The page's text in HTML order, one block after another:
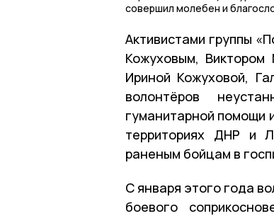
совершил молебен и
Активистами группы
Кожуховым,
Ириной Кожуховой,
волонтёров
гуманитарной помощи
территориях ДНР и
раненым бойцам в
С января этого года
боевого